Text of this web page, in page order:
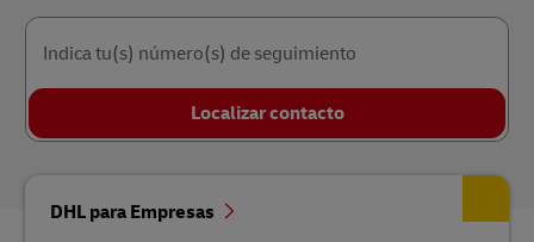
Indica tu(s) número(s) de seguimiento
Localizar contacto
DHL para Empresas